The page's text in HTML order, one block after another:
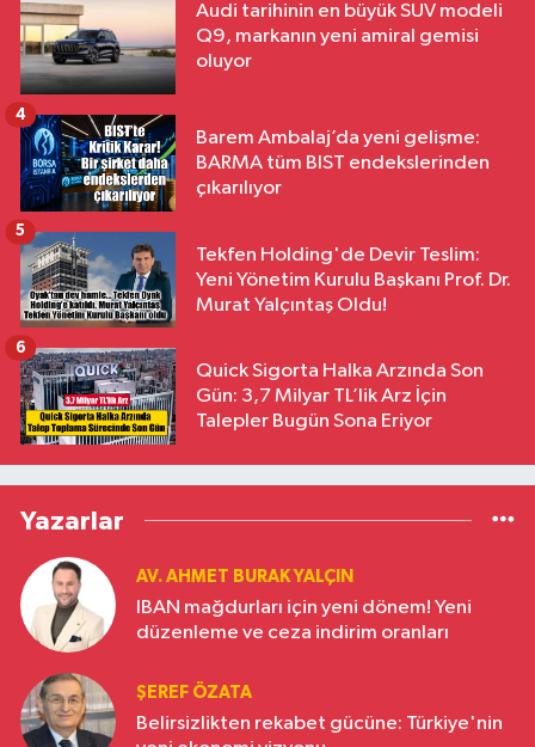
Audi tarihinin en büyük SUV modeli
Q9, markanın yeni amiral gemisi
oluyor
Barem Ambalaj’da yeni gelişme:
BARMA tüm BIST endekslerinden
çıkarılıyor
4
Tekfen Holding'de Devir Teslim:
Yeni Yönetim Kurulu Başkanı Prof. Dr.
Murat Yalçıntaş Oldu!
5
Quick Sigorta Halka Arzında Son
Gün: 3,7 Milyar TL’lik Arz İçin
Talepler Bugün Sona Eriyor
6
Yazarlar
AV. AHMET BURAK YALÇIN
IBAN mağdurları için yeni dönem! Yeni
düzenleme ve ceza indirim oranları
ŞEREF ÖZATA
Belirsizlikten rekabet gücüne: Türkiye'nin